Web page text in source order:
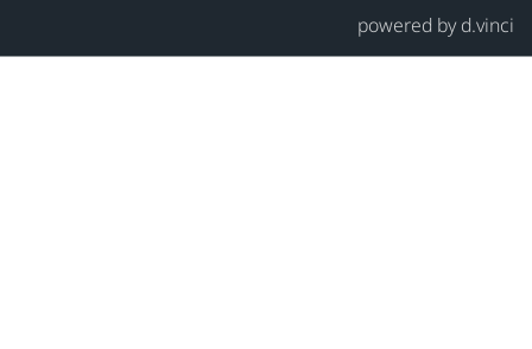
powered byd.vinci